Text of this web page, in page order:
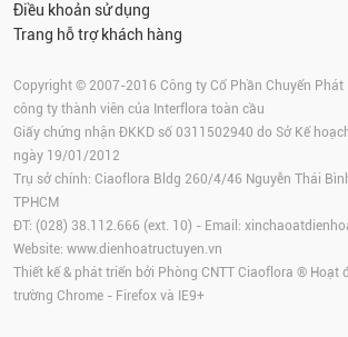
Điều khoản sử dụng
Trang hỗ trợ khách hàng
Copyright © 2007-2016 Công ty Cổ Phần Chuyển
công ty thành viên của Interflora toàn cầu
Giấy chứng nhận ĐKKD số 0311502940 do Sở Kế
ngày 19/01/2012
Trụ sở chính: Ciaoflora Bldg 260/4/46 Nguyễn Thái
TPHCM
ĐT: (028) 38.112.666 (ext. 10) - Email:
Website: www.dienhoatructuyen.vn
Thiết kế & phát triển bởi Phòng CNTT Ciaoflora ® Hoạt
trường Chrome - Firefox và IE9+